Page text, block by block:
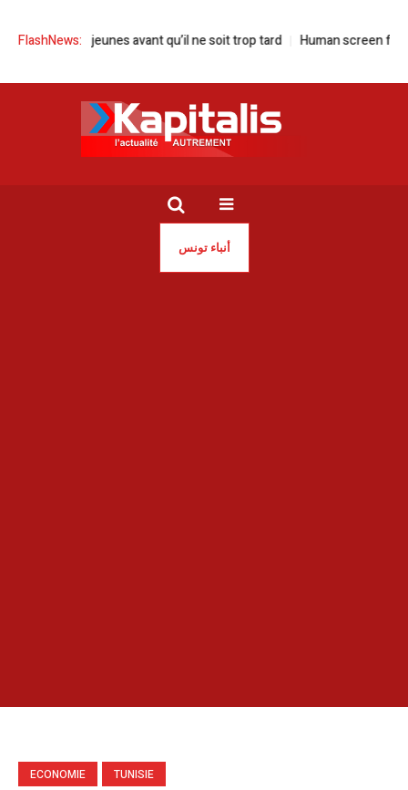
FlashNews:
nos jeunes avant qu’il ne soit trop tard Human screen festival à
أنباء تونس
ECONOMIE TUNISIE